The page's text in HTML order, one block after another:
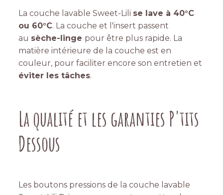
La couche lavable Sweet-Lili se lave à 40°C
ou 60°C. La couche et l'insert passent
au sèche-linge pour être plus rapide. La
matière intérieure de la couche est en
couleur, pour faciliter encore son entretien et
éviter les tâches.
La qualité et les garanties P'tits
Dessous
Les boutons pressions de la couche lavable